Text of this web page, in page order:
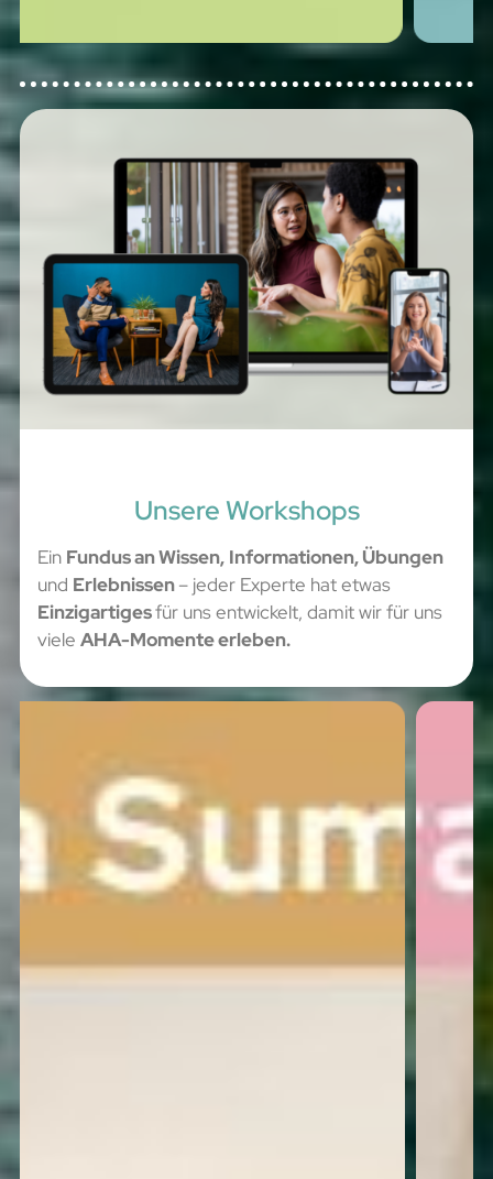
Unsere Workshops
Ein Fundus an Wissen, Informationen, Übungen
und Erlebnissen– jeder Experte hat etwas
Einzigartigesfür uns entwickelt, damit wir für uns
vieleAHA-Momente erleben.